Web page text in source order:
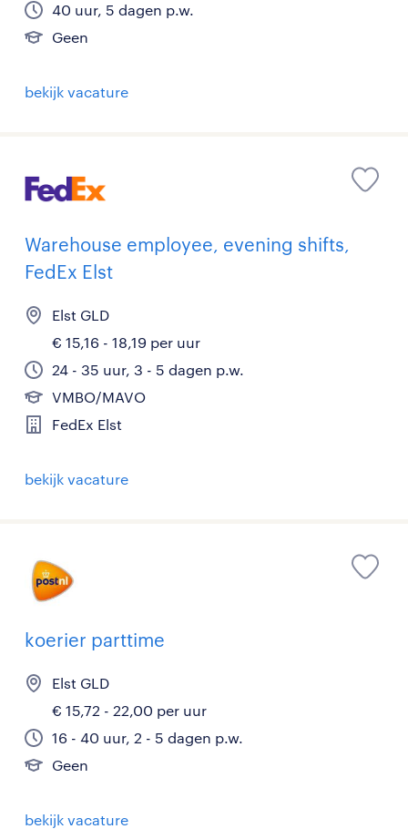
40 uur, 5 dagen p.w.
Geen
bekijk vacature
Warehouse employee, evening shifts,
FedEx Elst
Elst GLD
€ 15,16 - 18,19 per uur
24 - 35 uur, 3 - 5 dagen p.w.
VMBO/MAVO
FedEx Elst
bekijk vacature
koerier parttime
Elst GLD
€ 15,72 - 22,00 per uur
16 - 40 uur, 2 - 5 dagen p.w.
Geen
bekijk vacature